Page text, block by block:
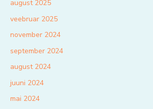
august 2025
veebruar 2025
november 2024
september 2024
august 2024
juuni 2024
mai 2024